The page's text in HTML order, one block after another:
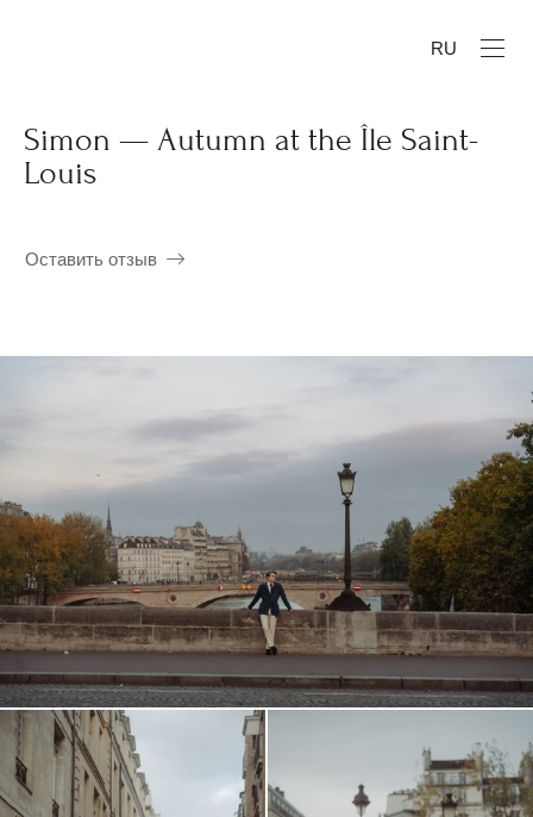
RU
Simon — Autumn at the Île Saint-
Louis
Оставить отзыв